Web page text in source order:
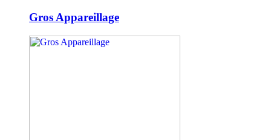
Gros Appareillage